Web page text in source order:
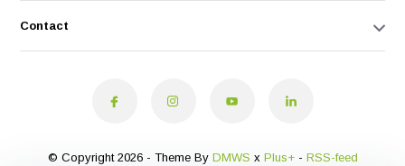
Contact
© Copyright 2026 - Theme By DMWS x Plus+- RSS-feed